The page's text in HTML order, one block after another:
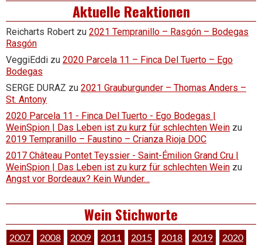
Aktuelle Reaktionen
Reicharts Robert zu 2021 Tempranillo – Rasgón – Bodegas
Rasgón
VeggiEddi zu 2020 Parcela 11 – Finca Del Tuerto – Ego
Bodegas
SERGE DURAZ zu 2021 Grauburgunder – Thomas Anders –
St. Antony
2020 Parcela 11 - Finca Del Tuerto - Ego Bodegas |
WeinSpion | Das Leben ist zu kurz für schlechten Wein zu
2019 Tempranillo – Faustino – Crianza Rioja DOC
2017 Château Pontet Teyssier - Saint-Émilion Grand Cru |
WeinSpion | Das Leben ist zu kurz für schlechten Wein zu
Angst vor Bordeaux? Kein Wunder…
Wein Stichworte
2007 2008 2009 2011 2015 2018 2019
2020